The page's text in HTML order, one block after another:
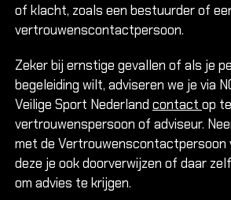
of klacht, zoals een bestuurder of
vertrouwenscontactpersoon.
Zeker bij ernstige gevallen of als je
begeleiding wilt, adviseren we je via
Veilige Sport Nederland contact op
vertrouwenspersoon of adviseur.
met de Vertrouwenscontactpersoon
deze je ook doorverwijzen of daar
om advies te krijgen.